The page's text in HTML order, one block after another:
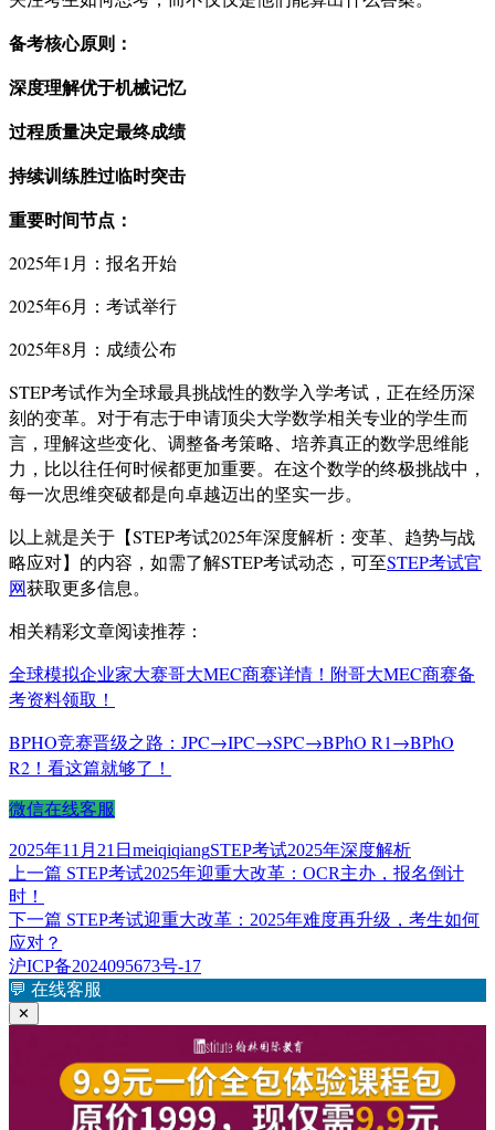
备考核心原则：
深度理解优于机械记忆
过程质量决定最终成绩
持续训练胜过临时突击
重要时间节点：
2025年1月：报名开始
2025年6月：考试举行
2025年8月：成绩公布
STEP考试作为全球最具挑战性的数学入学考试，正在经历深
刻的变革。对于有志于申请顶尖大学数学相关专业的学生而
言，理解这些变化、调整备考策略、培养真正的数学思维能
力，比以往任何时候都更加重要。在这个数学的终极挑战中，
每一次思维突破都是向卓越迈出的坚实一步。
以上就是关于【STEP考试2025年深度解析：变革、趋势与战
略应对】的内容，如需了解STEP考试动态，可至STEP考试官
网获取更多信息。
相关精彩文章阅读推荐：
全球模拟企业家大赛哥大MEC商赛详情！附哥大MEC商赛备
考资料领取！
BPHO竞赛晋级之路：JPC→IPC→SPC→BPhO R1→BPhO
R2！看这篇就够了！
微信在线客服
发
布
于
2025年11月21日 作
者
meiqiqiang标
签
STEP考试2025年深度解析
文
章
导
航
上一篇 上
文
STEP考试2025年迎重大改革：OCR主办，报名倒计
时！
下一篇 下
文
章：
STEP考试迎重大改革：2025年难度再升级，考生如何
应对？
沪ICP备2024095673号-17
💬 在线客服
✕